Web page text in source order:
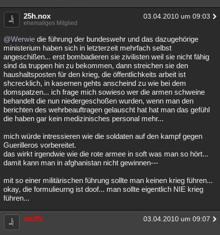
25h.nox 03.04.2010 um 09:03
ehemaliges Mitglied
@Werwie die führung der bundeswehr und das dazugehörige
ministerium haben sich in letzterzeit mehrfach selbst
angeschißen... erst bombadieren sie zivilisten weil sie nicht fähig
sind da truppen hin zu bekommen, dann streichen sie den
haushaltsposten für den krieg, die öffentlichkeits arbeit ist
shcrecklich, in kasernen gehts anscheind zu wie bei dem
domspatzen... ich frage mich sowieso wer die armen schweine
behandelt die nun niedergeschoßen wurden, wenn man den
berichten des wehrbeauftragen gelauscht hat hat man das gefühl
die haben gar kein medizinisches personal mehr...
mich würde intressieren wie die soldaten auf den kampf gegen
Guerilleros vorbereitet.
das wirkt irgendwie wie die rote armee in soft was man so hört...
damit kann man in afghanistan nicht gewinnen---
mit so einer militärischen führung sollte man keinen krieg führen...
okay, die formulieurng ist doof... man sollte eigentlich NIE krieg
führen...
stuffz 03.04.2010 um 09:07